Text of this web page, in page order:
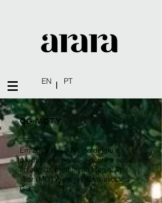
EN PT
QG MOTY
Em 2019 a ARARA inc dirigiu e
produziu de ponta-a-ponta a nona
edição da premiação Men of The
Year (MOTY) da revista masculina
GQ.